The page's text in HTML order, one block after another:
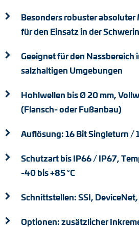
Drehmomentstützen
AC Synchrongeneratoren
Besonders robuster
für den Einsatz in der
Geeignet für den Nassbereich
salzhaltigen Umgebungen
Hohlwellen bis Ø 20 mm,
(Flansch- oder Fußanbau)
Auflösung: 16 Bit Singleturn /
Schutzart bis IP66 / IP67,
-40 bis +85 °C
Schnittstellen: SSI, DeviceNet,
Optionen: zusätzlicher